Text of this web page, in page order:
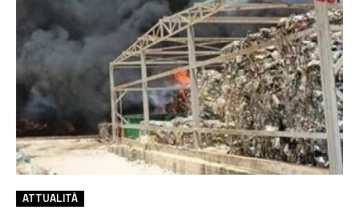
ATTUALITÀ